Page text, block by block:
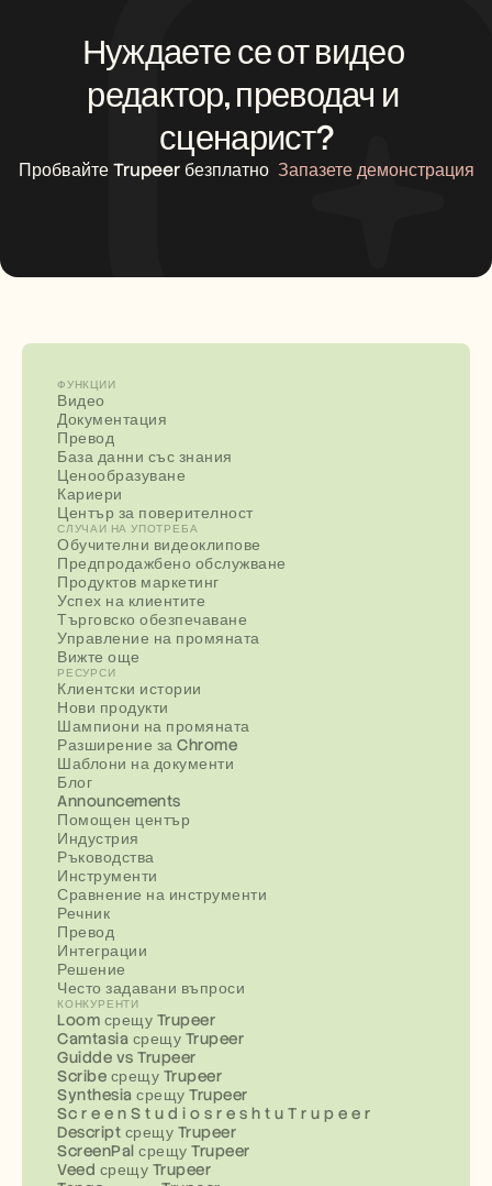
Нуждаете се от видео
редактор, преводач и
сценарист?
Пробвайте Trupeer безплатно Запазете демонстрация
ФУНКЦИИ
Видео
Документация
Превод
База данни със знания
Ценообразуване
Кариери
Център за поверителност
СЛУЧАИ НА УПОТРЕБА
Обучителни видеоклипове
Предпродажбено обслужване
Продуктов маркетинг
Успех на клиентите
Търговско обезпечаване
Управление на промяната
Вижте още
РЕСУРСИ
Клиентски истории
Нови продукти
Шампиони на промяната
Разширение за Chrome
Шаблони на документи
Блог
Announcements
Помощен център
Индустрия
Ръководства
Инструменти
Сравнение на инструменти
Речник
Превод
Интеграции
Решение
Често задавани въпроси
КОНКУРЕНТИ
Loom срещу Trupeer
Camtasia срещу Trupeer
Guidde vs Trupeer
Scribe срещу Trupeer
Synthesia срещу Trupeer
Sc r e e n S t u d i o s r e s h t u T r u p e e r
Descript срещу Trupeer
ScreenPal срещу Trupeer
Veed срещу Trupeer